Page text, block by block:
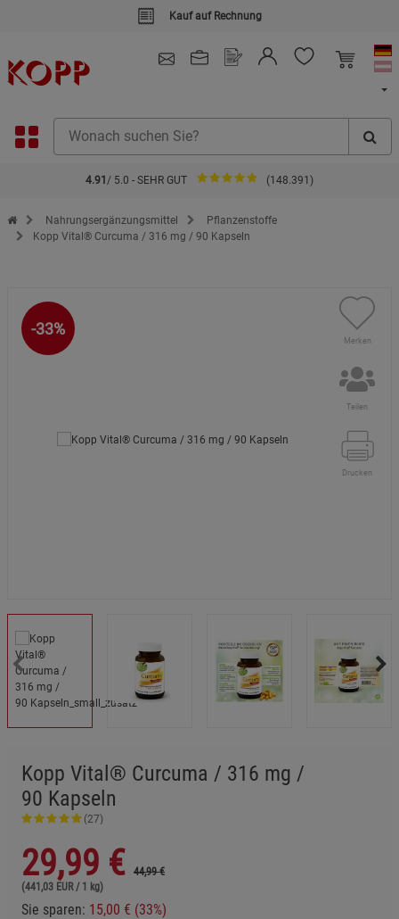
Kauf auf Rechnung
4.91 / 5.0 - SEHR GUT (148.391)
Zur Startseite des Kopp Verlag Online-Shop
Nahrungsergänzungsmittel
Pflanzenstoffe
Kopp Vital® Curcuma / 316 mg / 90 Kapseln
-33%
Merken
Teilen
Drucken
Kopp Vital® Curcuma / 316 mg /
90 Kapseln
(27)
29,99 €
44,99 €
(441,03 EUR / 1 kg)
Sie sparen: 15,00 € (33%)